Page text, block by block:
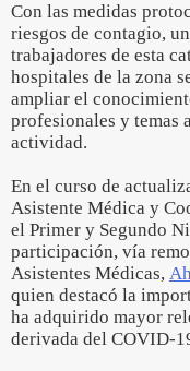
Con las medidas
riesgos de contagio,
trabajadores de esta
hospitales de la zona
ampliar el
profesionales y temas
actividad.
En el curso de
Asistente Médica y
el Primer y Segundo
participación, vía
Asistentes Médicas,
quien destacó la
ha adquirido mayor
derivada del COVID-